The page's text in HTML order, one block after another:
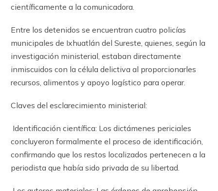
científicamente a la comunicadora.
Entre los detenidos se encuentran cuatro policías
municipales de Ixhuatlán del Sureste, quienes, según la
investigación ministerial, estaban directamente
inmiscuidos con la célula delictiva al proporcionarles
recursos, alimentos y apoyo logístico para operar.
Claves del esclarecimiento ministerial:
Identificación científica: Los dictámenes periciales
concluyeron formalmente el proceso de identificación,
confirmando que los restos localizados pertenecen a la
periodista que había sido privada de su libertad.